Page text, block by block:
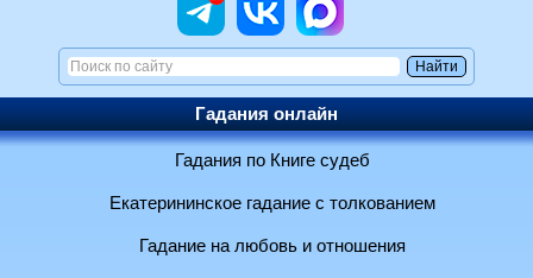
Гадания онлайн
Гадания по Книге судеб
Екатерининское гадание с толкованием
Гадание на любовь и отношения